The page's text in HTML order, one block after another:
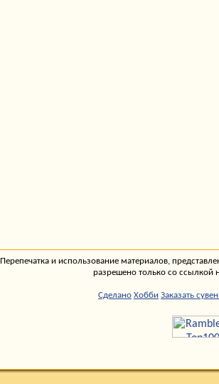
Перепечатка и использование материалов,
разрешено только со ссылкой
Сделано Хобби Заказать